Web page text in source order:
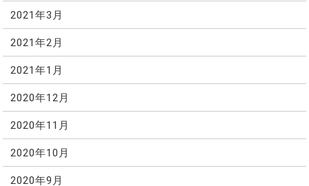
2021年3月
2021年2月
2021年1月
2020年12月
2020年11月
2020年10月
2020年9月